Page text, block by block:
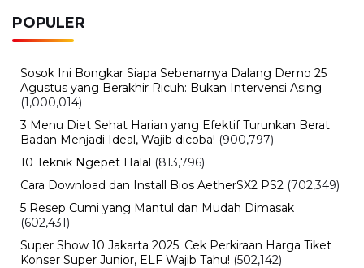
POPULER
Sosok Ini Bongkar Siapa Sebenarnya Dalang Demo 25
Agustus yang Berakhir Ricuh: Bukan Intervensi Asing
(1,000,014)
3 Menu Diet Sehat Harian yang Efektif Turunkan Berat
Badan Menjadi Ideal, Wajib dicoba! (900,797)
10 Teknik Ngepet Halal (813,796)
Cara Download dan Install Bios AetherSX2 PS2 (702,349)
5 Resep Cumi yang Mantul dan Mudah Dimasak
(602,431)
Super Show 10 Jakarta 2025: Cek Perkiraan Harga Tiket
Konser Super Junior, ELF Wajib Tahu! (502,142)